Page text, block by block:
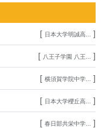
[ 日本大学明誠高... ]
[ 八王子学園 八王... ]
[ 横須賀学院中学... ]
[ 日本大学櫻丘高... ]
[ 春日部共栄中学... ]